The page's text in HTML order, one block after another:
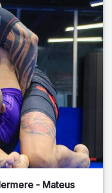
- Mateus